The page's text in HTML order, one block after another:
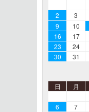
2
3
9 10
16
17
23
24
30
31
日 月
6
7